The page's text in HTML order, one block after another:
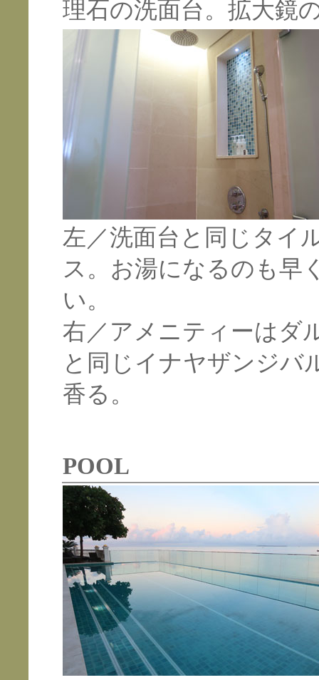
理石の洗面台。拡大鏡
左／洗面台と同じタイ
ス。お湯になるのも早
い。
右／アメニティーはダ
と同じイナヤザンジバ
香る。
POOL